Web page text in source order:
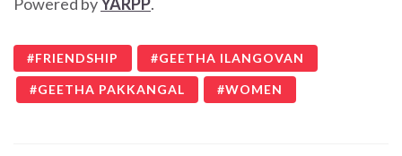
FRIENDSHIP GEETHA ILANGOVAN
GEETHA PAKKANGAL WOMEN